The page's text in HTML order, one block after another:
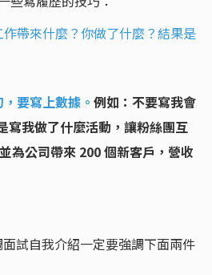
帶來什麼？你做了什麼？結果是
要寫上數據。 例如：不要寫我會
我做了什麼活動，讓粉絲團互
為公司帶來 200 個新客戶，營收
試自我介紹一定要強調下面兩件